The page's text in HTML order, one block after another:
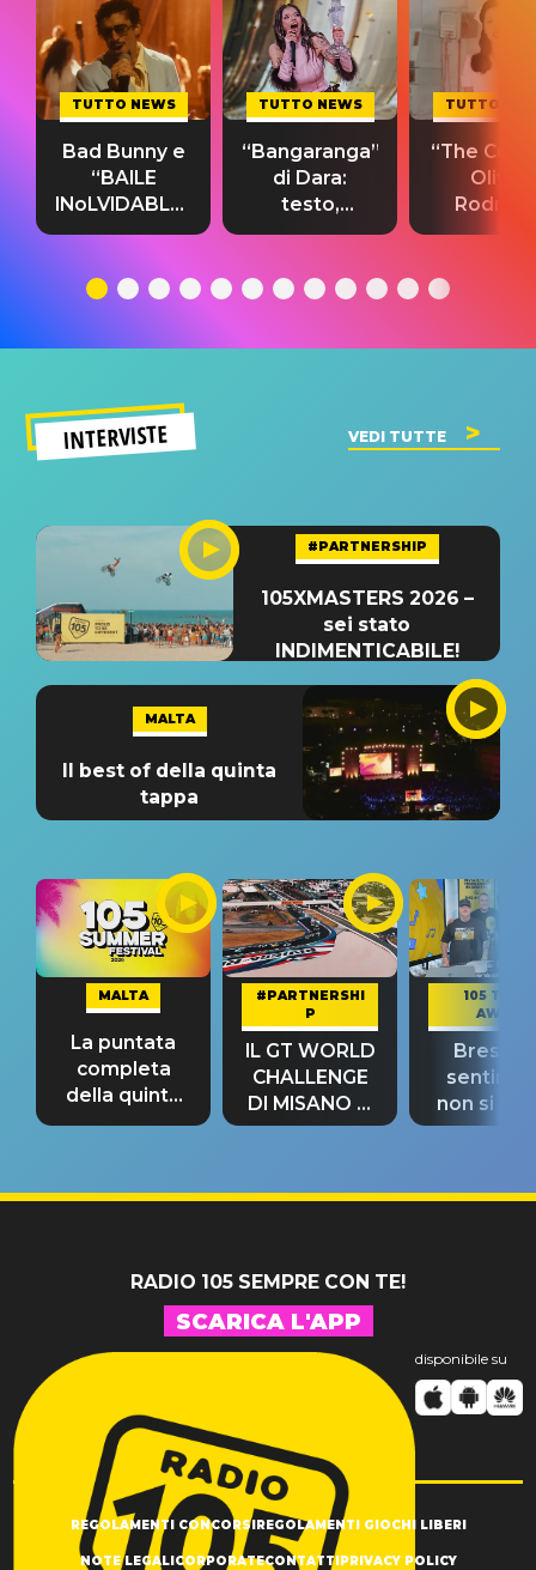
TUTTO NEWS
Bad Bunny e
“BAILE
INoLVIDABLE”:
testo,
significato
TUTTO NEWS
“Bangaranga”
di Dara:
testo,
traduzione e
del singolo
TUTTO
“The
Olivia
testo,
INTERVISTE VEDI TUTTE
#PARTNERSHIP
105XMASTERS 2026 –
sei stato
INDIMENTICABILE!
MALTA
Il best of della quinta
tappa
MALTA
La puntata
completa
della quinta
tappa
#PARTNERSHI
P
IL GT WORLD
CHALLENGE
DI MISANO si
riconferma
105 TAKE
AWAY
Bresh:
non si
fino alla
RADIO 105 SEMPRE CON TE!
SCARICA L'APP
disponibile su
REGOLAMENTI CONCORSIREGOLAMENTI GIOCHI LIBERI
NOTE LEGALICORPORATECONTATTIPRIVACY POLICY